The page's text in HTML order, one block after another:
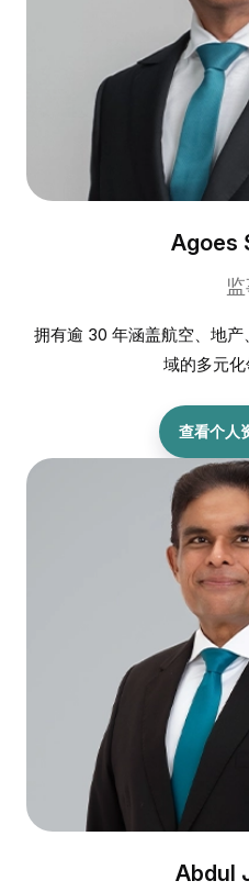
Agoes
拥有逾 30 年涵盖航空、地
域的多元化
查看个人
Abdul